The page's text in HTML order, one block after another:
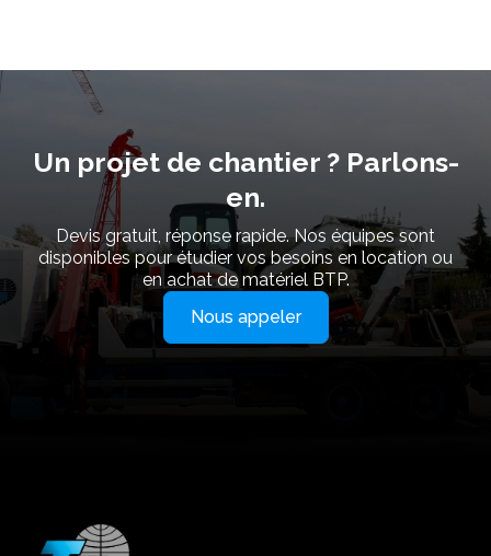
Un projet de chantier ? Parlons-
en.
Devis gratuit, réponse rapide. Nos équipes sont
disponibles pour étudier vos besoins en location ou
en achat de matériel BTP.
Nous appeler